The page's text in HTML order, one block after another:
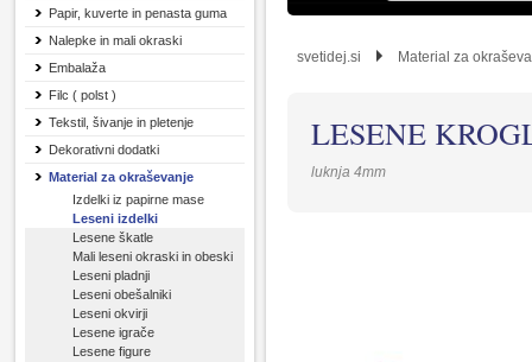
Papir, kuverte in penasta guma
Nalepke in mali okraski
Embalaža
Filc ( polst )
Tekstil, šivanje in pletenje
Dekorativni dodatki
Material za okraševanje
Izdelki iz papirne mase
Leseni izdelki
Lesene škatle
Mali leseni okraski in obeski
Leseni pladnji
Leseni obešalniki
Leseni okvirji
Lesene igrače
Lesene figure
svetidej.si Material za
LESENE
luknja 4mm